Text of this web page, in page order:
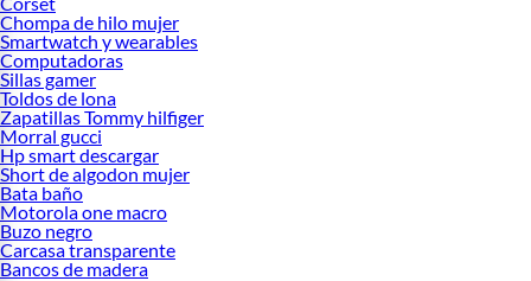
Chompa de hilo mujer
Smartwatch y wearables
Computadoras
Sillas gamer
Toldos de lona
Zapatillas Tommy hilfiger
Morral gucci
Hp smart descargar
Short de algodon mujer
Bata baño
Motorola one macro
Buzo negro
Carcasa transparente
Bancos de madera